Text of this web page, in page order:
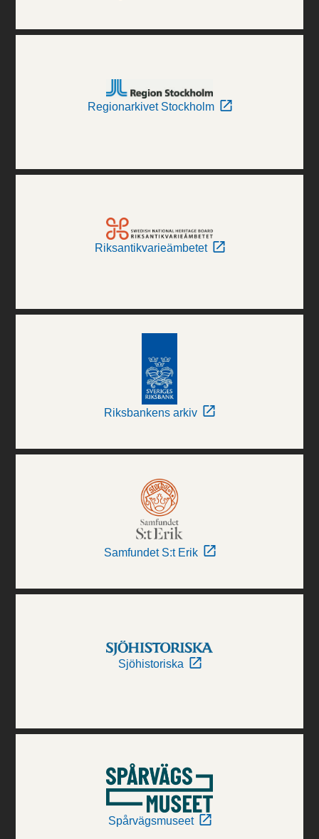
Regionarkivet Stockholm
Riksantikvarieämbetet
Riksbankens arkiv
Samfundet S:t Erik
Sjöhistoriska
Spårvägsmuseet